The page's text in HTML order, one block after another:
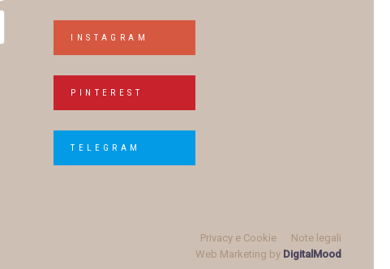
INSTAGRAM
PINTEREST
TELEGRAM
Privacy e Cookie
Note legali
Web Marketing by DigitalMood